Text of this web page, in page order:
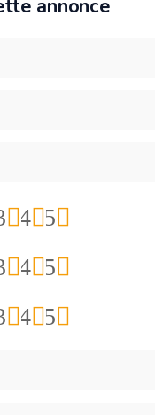
annonce
5
4
5
4
5
4